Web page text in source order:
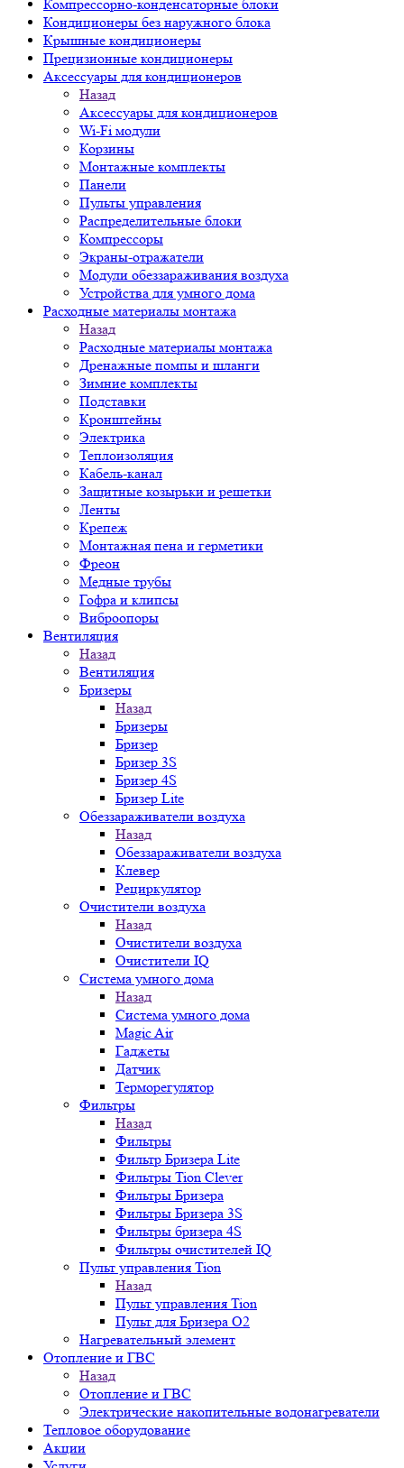
Компрессорно-конденсаторные блоки
Кондиционеры без наружного блока
Крышные кондиционеры
Прецизионные кондиционеры
Аксессуары для кондиционеров
Назад
Аксессуары для кондиционеров
Wi-Fi модули
Корзины
Монтажные комплекты
Панели
Пульты управления
Распределительные блоки
Компрессоры
Экраны-отражатели
Модули обеззараживания воздуха
Устройства для умного дома
Расходные материалы монтажа
Назад
Расходные материалы монтажа
Дренажные помпы и шланги
Зимние комплекты
Подставки
Кронштейны
Электрика
Теплоизоляция
Кабель-канал
Защитные козырьки и решетки
Ленты
Крепеж
Монтажная пена и герметики
Фреон
Медные трубы
Гофра и клипсы
Виброопоры
Вентиляция
Назад
Вентиляция
Бризеры
Назад
Бризеры
Бризер
Бризер 3S
Бризер 4S
Бризер Lite
Обеззараживатели воздуха
Назад
Обеззараживатели воздуха
Клевер
Рециркулятор
Очистители воздуха
Назад
Очистители воздуха
Очистители IQ
Система умного дома
Назад
Система умного дома
Magic Air
Гаджеты
Датчик
Терморегулятор
Фильтры
Назад
Фильтры
Фильтр Бризера Lite
Фильтры Tion Clever
Фильтры Бризера
Фильтры Бризера 3S
Фильтры бризера 4S
Фильтры очистителей IQ
Пульт управления Tion
Назад
Пульт управления Tion
Пульт для Бризера O2
Нагревательный элемент
Отопление и ГВС
Назад
Отопление и ГВС
Электрические накопительные водонагреватели
Тепловое оборудование
Акции